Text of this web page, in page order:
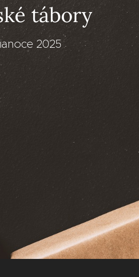
tábory
2025